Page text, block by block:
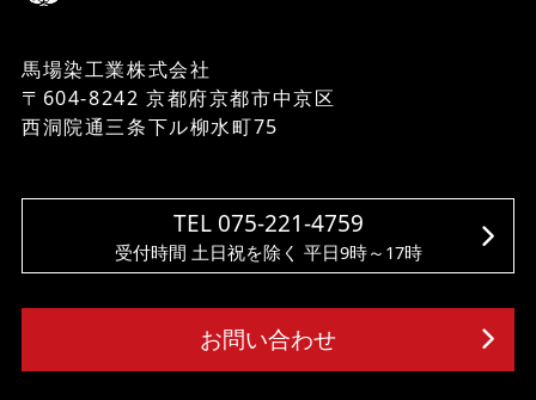
馬場染工業株式会社
〒604-8242 京都府京都市中京区
西洞院通三条下ル柳水町75
TEL 075-221-4759
受付時間 土日祝を除く 平日9時～17時
お問い合わせ